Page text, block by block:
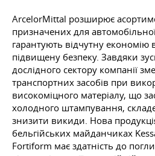
ArcelorMittal розширює
призначених для
гарантують відчутну економію
підвищену безпеку. Завдяки
дослідного сектору компанії
транспортних засобів при
високоміцного матеріалу, що
холодного штампування,
знизити викиди. Нова
бельгійських майданчиках
Fortiform має здатність до